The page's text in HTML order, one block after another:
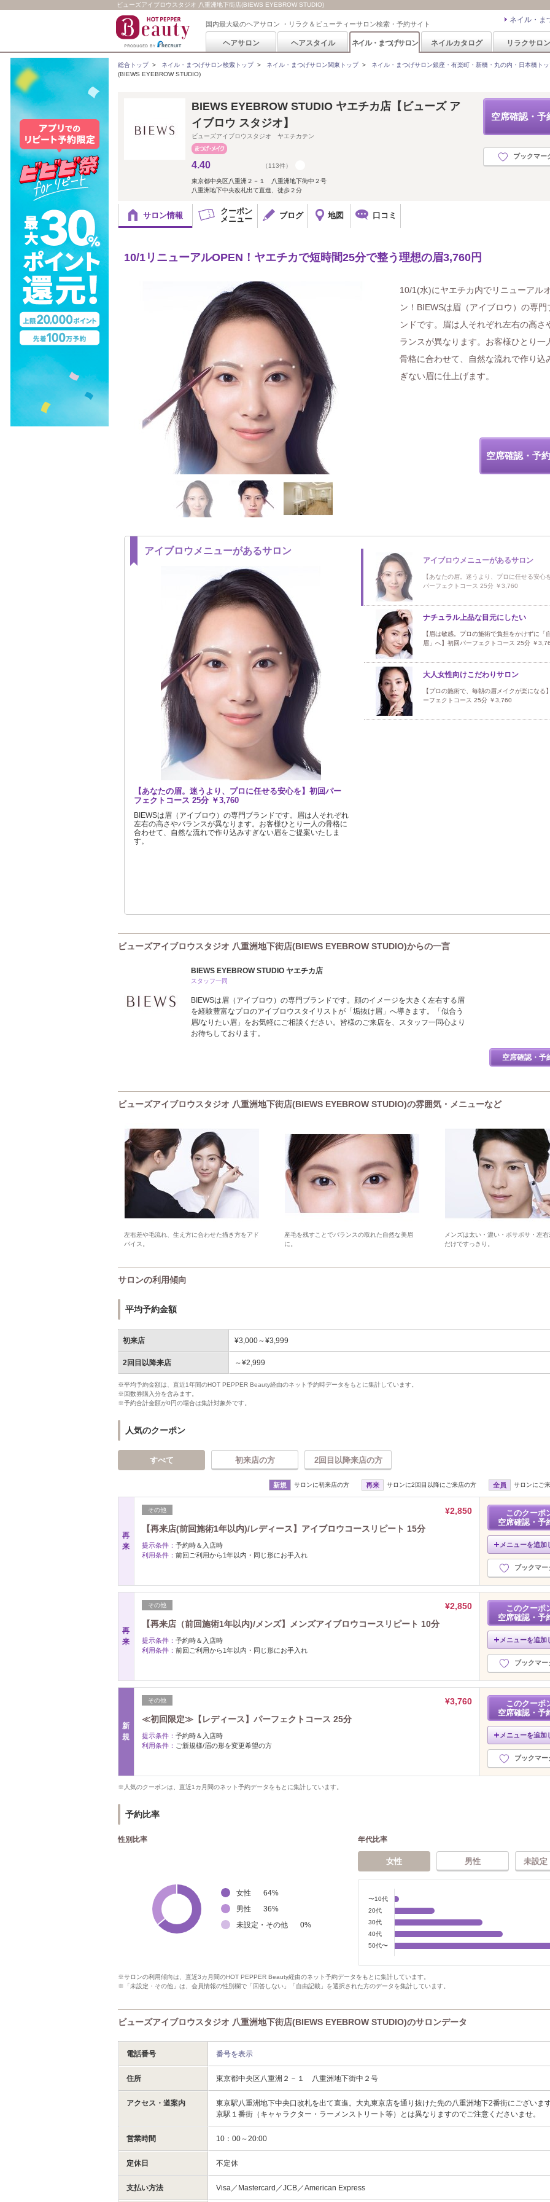
ビューズアイブロウスタジオ 八重洲地下街店(BIEWS EYEBROW STUDIO)
国内最大級のヘアサロン ・リラク＆ビューティーサロン検索・予約サイト ネイル・ま
ヘアサロン ヘアスタイル ネイル・まつげサロン ネイルカタログ リラクサロン
総合トップ> ネイル・まつげサロン検索トップ> ネイル・まつげサロン関東トップ> ネイル・まつげサロン銀座・有楽町・新橋・丸の内・日本橋ト
(BIEWS EYEBROW STUDIO)
空席確認・予
ブックマー
BIEWS EYEBROW STUDIO ヤエチカ店【ビューズ ア
イブロウ スタジオ】
ビューズアイブロウスタジオ ヤエチカテン
4.40 （113件）
東京都中央区八重洲２－１ 八重洲地下街中２号
八重洲地下中央改札出て直進、徒歩２分
サロン情報
クーポン
メニュー
ブログ 地図 口コミ
10/1リニューアルOPEN！ヤエチカで短時間25分で整う理想の眉3,760円
10/1(水)にヤエチカ内でリニューアル
ン！BIEWSは眉（アイブロウ）の専門
ンドです。眉は人それぞれ左右の高さ
ランスが異なります。お客様ひとり一
骨格に合わせて、自然な流れで作り込
ぎない眉に仕上げます。
空席確認・予
アイブロウメニューがあるサロン
【あなたの眉。迷うより、プロに任せる安心を】初回パー
フェクトコース 25分 ￥3,760
BIEWSは眉（アイブロウ）の専門ブランドです。眉は人それぞれ
左右の高さやバランスが異なります。お客様ひとり一人の骨格に
合わせて、自然な流れで作り込みすぎない眉をご提案いたしま
す。
アイブロウメニューがあるサロン
【あなたの眉。迷うより、プロに任せる安心
パーフェクトコース 25分 ￥3,760
ナチュラル上品な目元にしたい
【眉は敏感。プロの施術で負担をかけずに「
眉」へ】初回パーフェクトコース 25分 ￥
大人女性向けこだわりサロン
【プロの施術で、毎朝の眉メイクが楽になる
ーフェクトコース 25分 ￥3,760
ビューズアイブロウスタジオ 八重洲地下街店(BIEWS EYEBROW STUDIO)からの一言
BIEWS EYEBROW STUDIO ヤエチカ店
スタッフ一同
BIEWSは眉（アイブロウ）の専門ブランドです。顔のイメージを大きく左右する眉
を経験豊富なプロのアイブロウスタイリストが「垢抜け眉」へ導きます。「似合う
眉/なりたい眉」をお気軽にご相談ください。皆様のご来店を、スタッフ一同心より
お待ちしております。
空席確認・予
ビューズアイブロウスタジオ 八重洲地下街店(BIEWS EYEBROW STUDIO)の雰囲気・メニューなど
左右差や毛流れ、生え方に合わせた描き方をアド
バイス。
産毛を残すことでバランスの取れた自然な美眉
に。
メンズは太い・濃い・ボサボサ・左
だけですっきり。
サロンの利用傾向
平均予約金額
初来店 ¥3,000～¥3,999
2回目以降来店 ～¥2,999
※平均予約金額は、直近1年間のHOT PEPPER Beauty経由のネット予約時データをもとに集計しています。
※回数券購入分を含みます。
※予約合計金額が0円の場合は集計対象外です。
人気のクーポン
すべて 初来店の方 2回目以降来店の方
新規 サロンに初来店の方 再来 サロンに2回目以降にご来店の方 全員 サロンにご
再
来
その他
¥2,850
【再来店(前回施術1年以内)/レディース】アイブロウコースリピート 15分
提示条件： 予約時＆入店時
利用条件： 前回ご利用から1年以内・同じ形にお手入れ
このクーポ
空席確認・予
メニューを追加
ブックマー
再
来
その他
¥2,850
【再来店（前回施術1年以内)/メンズ】メンズアイブロウコースリピート 10分
提示条件： 予約時＆入店時
利用条件： 前回ご利用から1年以内・同じ形にお手入れ
このクーポ
空席確認・予
メニューを追加
ブックマー
新
規
その他
¥3,760
≪初回限定≫【レディース】パーフェクトコース 25分
提示条件： 予約時＆入店時
利用条件： ご新規様/眉の形を変更希望の方
このクーポ
空席確認・予
メニューを追加
ブックマー
※人気のクーポンは、直近1カ月間のネット予約データをもとに集計しています。
予約比率
性別比率
女性 64%
男性
36%
未設定・その他
0%
年代比率
女性 男性 未設定
〜10代
20代
30代
40代
50代〜
※サロンの利用傾向は、直近3カ月間のHOT PEPPER Beauty経由のネット予約データをもとに集計しています。
※「未設定・その他」は、会員情報の性別欄で「回答しない」「自由記載」を選択された方のデータを集計しています。
ビューズアイブロウスタジオ 八重洲地下街店(BIEWS EYEBROW STUDIO)のサロンデータ
電話番号 番号を表示
住所 東京都中央区八重洲２－１ 八重洲地下街中２号
アクセス・道案内
東京駅八重洲地下中央口改札を出て直進。大丸東京店を通り抜けた先の八重洲地下2番街にございま
京駅１番街（キャャラクター・ラーメンストリート等）とは異なりますのでご注意くださいませ。
営業時間 10：00～20:00
定休日 不定休
支払い方法 Visa／Mastercard／JCB／American Express